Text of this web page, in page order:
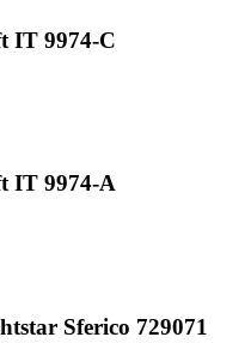
IT 9974-C
IT 9974-A
Sferico 729071